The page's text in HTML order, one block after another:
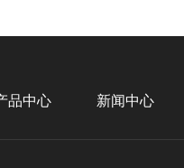
品中心 新闻中心